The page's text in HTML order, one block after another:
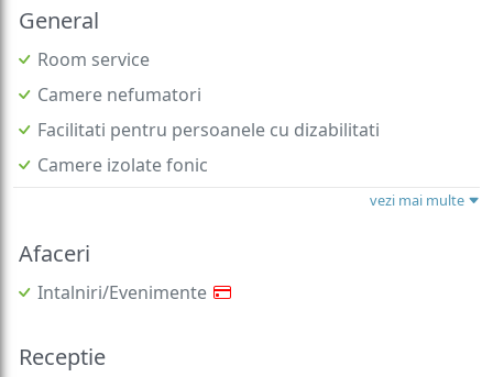
General
Room service
Camere nefumatori
Facilitati pentru persoanele cu dizabilitati
Camere izolate fonic
vezi mai multe
Afaceri
Intalniri/Evenimente
Receptie